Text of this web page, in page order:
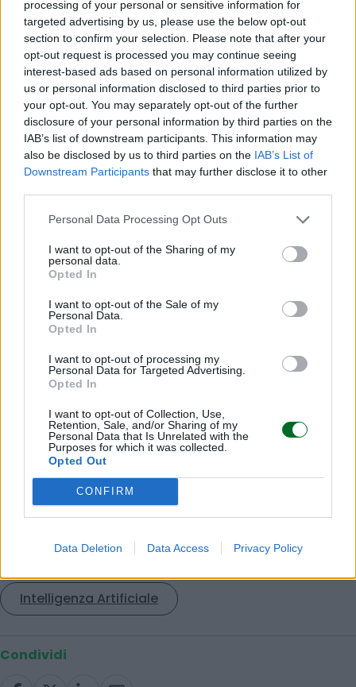
processing of your personal or sensitive information for
targeted advertising by us, please use the below opt-out
section to confirm your selection. Please note that after your
opt-out request is processed you may continue seeing
interest-based ads based on personal information utilized by
us or personal information disclosed to third parties prior to
your opt-out. You may separately opt-out of the further
disclosure of your personal information by third parties on the
IAB’s list of downstream participants. This information may
also be disclosed by us to third parties on the IAB’s List of
Downstream Participants that may further disclose it to other
Personal Data Processing Opt Outs
I want to opt-out of the Sharing of my
personal data.
Opted In
I want to opt-out of the Sale of my
Personal Data.
Opted In
I want to opt-out of processing my
Personal Data for Targeted Advertising.
Opted In
I want to opt-out of Collection, Use,
Retention, Sale, and/or Sharing of my
Personal Data that Is Unrelated with the
Purposes for which it was collected.
Opted Out
CONFIRM
Data Deletion Data Access Privacy Policy
aperte nel mondo industriale”, aggiunge Robin
Godenrath, Founding Partner di Picus Capital.
“Compri ha sviluppato una soluzione agentica in
grado di supportare concretamente le aziende,
affiancando ai team procurement una nuova
generazione di collaboratori digitali. Riteniamo
che la società abbia tutte le caratteristiche per
diventare un punto di riferimento nell’applicazione
dell’Intelligenza Artificiale ai processi di
“Supply chain sempre più complesse richiedono
Teixeira da Mota, Co-Founder di Shapers.
“Compri sta costruendo una nuova generazione
di agenti AI in grado di trasformare il modo in cui
le aziende gestiscono procurement e supply
approccio tecnologico e ambizione
internazionale rende la società particolarmente
ben posizionata per guidare questa
trasformazione.”
© RIPRODUZIONE RISERVATA
Intelligenza Artificiale
Condividi